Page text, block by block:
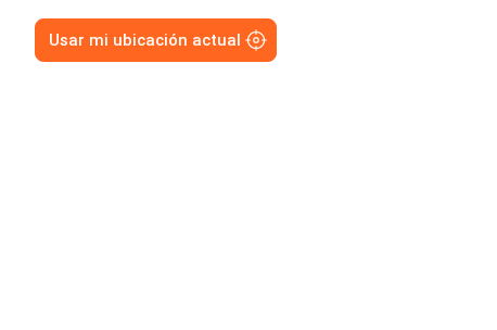
Usar mi ubicación actual